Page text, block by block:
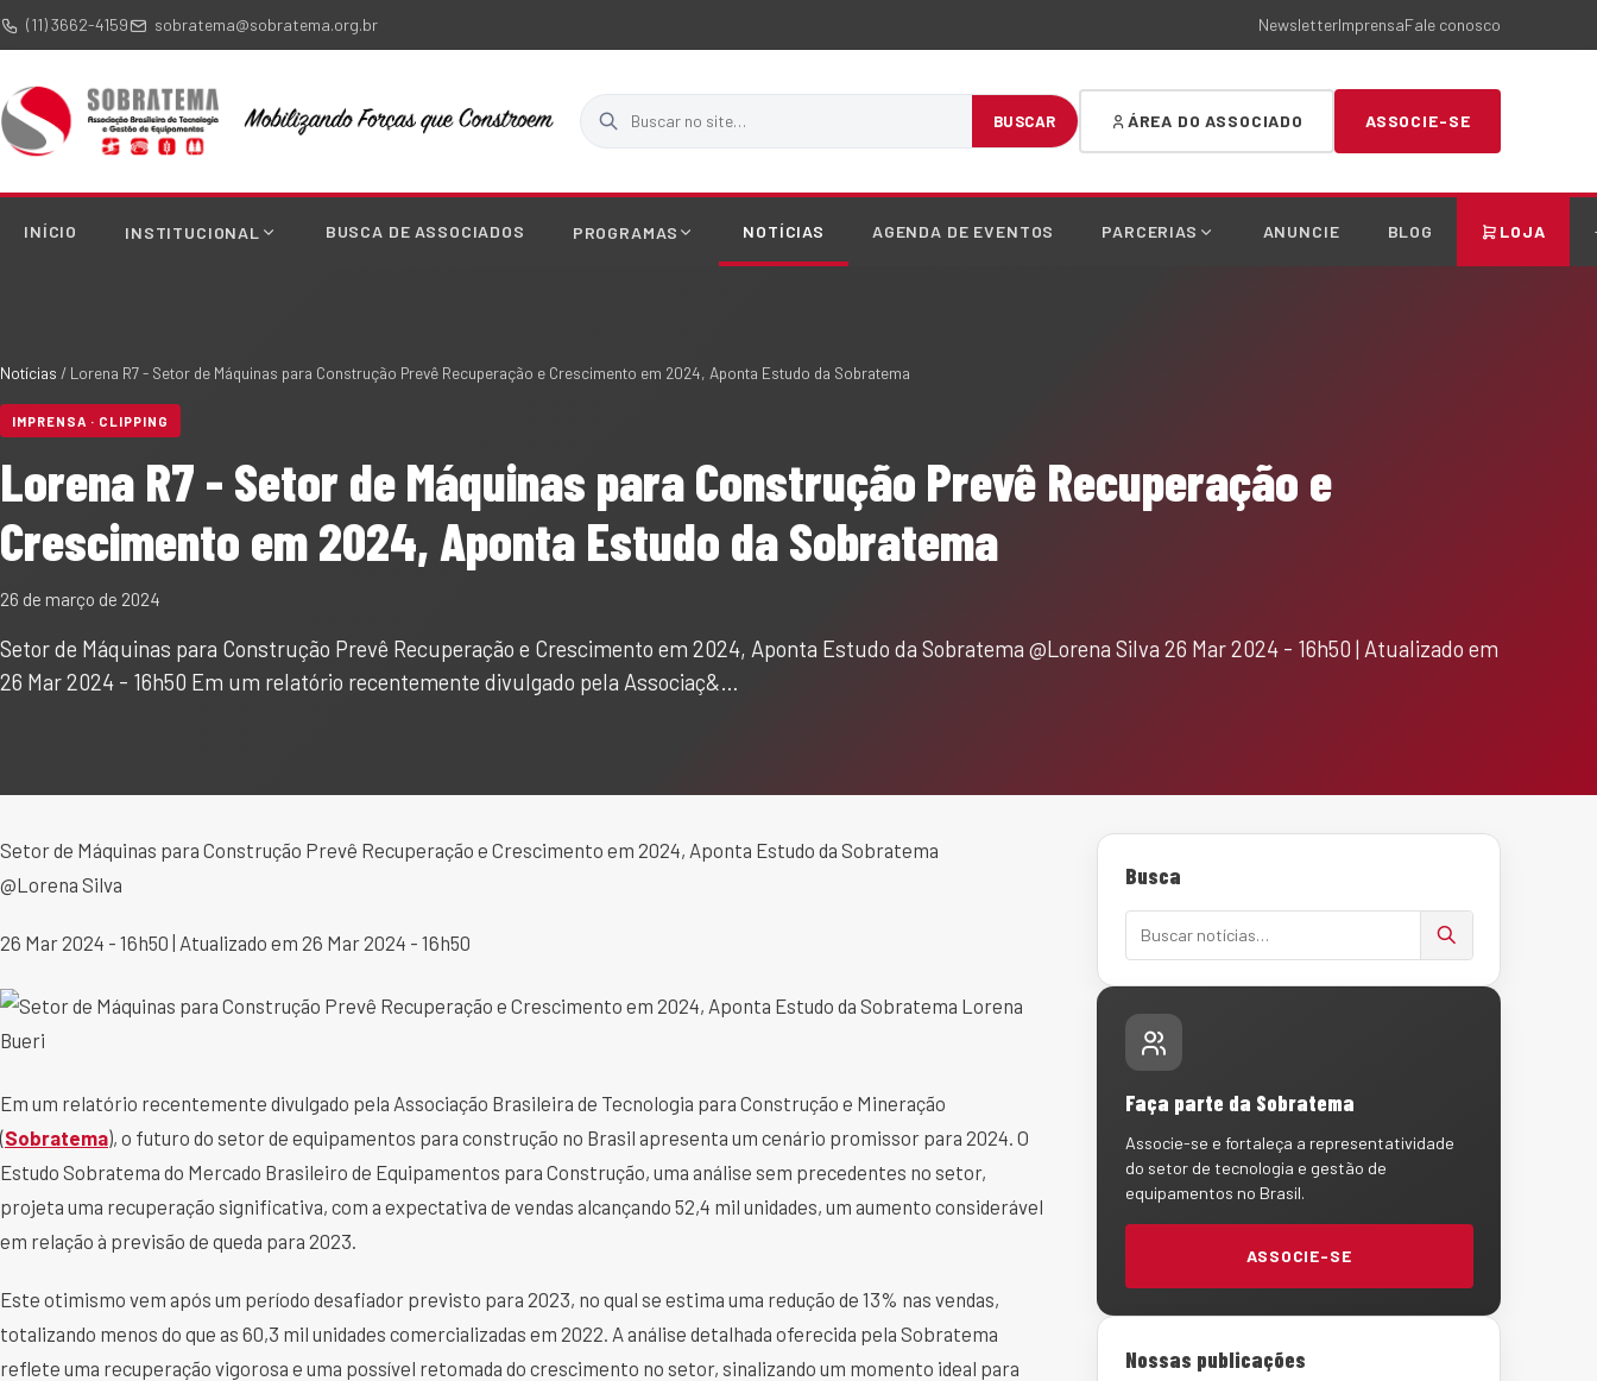
(11) 3662-4159 sobratema@sobratema.org.br NewsletterImprensaFale conosco
Buscar no site
BUSCAR ÁREA DO ASSOCIADO ASSOCIE-SE
INÍCIO INSTITUCIONAL BUSCA DE ASSOCIADOS PROGRAMAS NOTÍCIAS AGENDA DE EVENTOS PARCERIAS ANUNCIE BLOG LOJA
Notícias / Lorena R7 - Setor de Máquinas para Construção Prevê Recuperação e Crescimento em 2024, Aponta Estudo da Sobratema
IMPRENSA · CLIPPING
Lorena R7 - Setor de Máquinas para Construção Prevê Recuperação e
Crescimento em 2024, Aponta Estudo da Sobratema
26 de março de 2024
Setor de Máquinas para Construção Prevê Recuperação e Crescimento em 2024, Aponta Estudo da Sobratema @Lorena Silva 26 Mar 2024 - 16h50 | Atualizado em
26 Mar 2024 - 16h50 Em um relatório recentemente divulgado pela Associaç&…
Setor de Máquinas para Construção Prevê Recuperação e Crescimento em 2024, Aponta Estudo da Sobratema
@Lorena Silva
26 Mar 2024 - 16h50 | Atualizado em 26 Mar 2024 - 16h50
Em um relatório recentemente divulgado pela Associação Brasileira de Tecnologia para Construção e Mineração
(Sobratema), o futuro do setor de equipamentos para construção no Brasil apresenta um cenário promissor para 2024. O
Estudo Sobratema do Mercado Brasileiro de Equipamentos para Construção, uma análise sem precedentes no setor,
projeta uma recuperação significativa, com a expectativa de vendas alcançando 52,4 mil unidades, um aumento considerável
em relação à previsão de queda para 2023.
Este otimismo vem após um período desafiador previsto para 2023, no qual se estima uma redução de 13% nas vendas,
totalizando menos do que as 60,3 mil unidades comercializadas em 2022. A análise detalhada oferecida pela Sobratema
reflete uma recuperação vigorosa e uma possível retomada do crescimento no setor, sinalizando um momento ideal para
Busca
Buscar notícias
Faça parte da Sobratema
Associe-se e fortaleça a representatividade
do setor de tecnologia e gestão de
equipamentos no Brasil.
ASSOCIE-SE
Nossas publicações